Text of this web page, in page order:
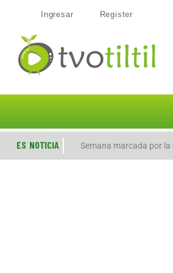
Ingresar Register
ES NOTICIA
Semana marcada por
Evacúan